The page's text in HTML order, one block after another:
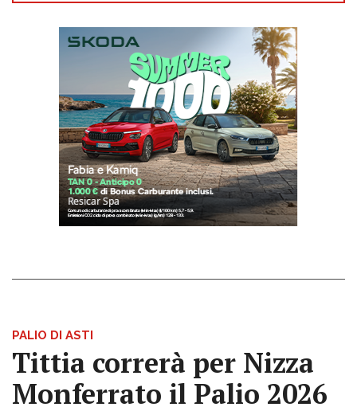
PALIO DI ASTI
Tittia correrà per Nizza
Monferrato il Palio 2026